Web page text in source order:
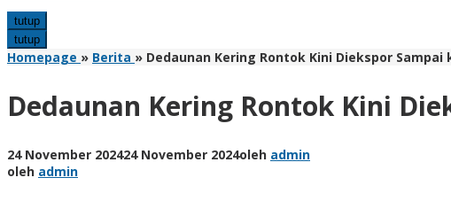
tutup
tutup
Homepage » Berita » Dedaunan Kering Rontok Kini Diekspor Sampai
Dedaunan Kering Rontok Kini
24 November 202424 November 2024oleh admin
oleh admin